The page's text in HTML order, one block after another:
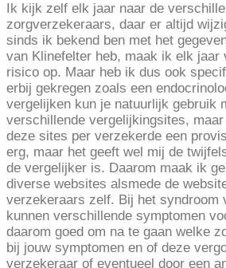
Ik kijk zelf elk jaar naar de
zorgverzekeraars, daar er altijd
sinds ik bekend ben met het
van Klinefelter heb, maak ik elk jaar
risico op. Maar heb ik dus ook
erbij gekregen zoals een
vergelijken kun je natuurlijk gebruik
verschillende vergelijkingsites,
deze sites per verzekerde een
erg, maar het geeft wel mij de
de vergelijker is. Daarom maak ik
diverse websites alsmede de
verzekeraars zelf. Bij het syndroom
kunnen verschillende symptomen
daarom goed om na te gaan welke
bij jouw symptomen en of deze
verzekeraar of eventueel door een